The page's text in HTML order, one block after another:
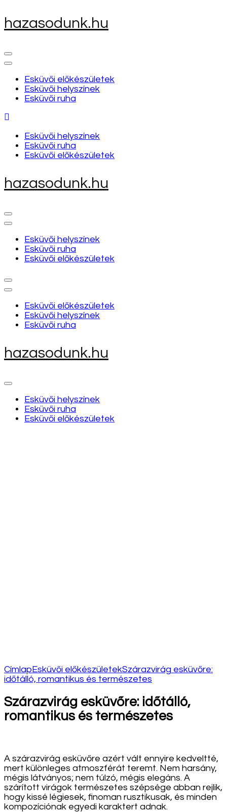
Skip
to
Enter)
hazasodunk.hu
Esküvői előkészületek
Esküvői helyszínek
Esküvői ruha
Esküvői helyszínek
Esküvői ruha
Esküvői előkészületek
hazasodunk.hu
Esküvői helyszínek
Esküvői ruha
Esküvői előkészületek
Esküvői előkészületek
Esküvői helyszínek
Esküvői ruha
hazasodunk.hu
Esküvői helyszínek
Esküvői ruha
Esküvői előkészületek
CímlapEsküvői előkészületekSzárazvirág esküvőre:
időtálló, romantikus és természetes
Szárazvirág esküvőre: időtálló,
romantikus és természetes
A szárazvirág esküvőre azért vált ennyire kedveltté,
mert különleges atmoszférát teremt. Nem harsány,
mégis látványos; nem túlzó, mégis elegáns. A
szárított virágok természetes szépsége abban rejlik,
hogy kissé légiesek, finoman rusztikusak, és minden
kompozíciónak egyedi karaktert adnak.